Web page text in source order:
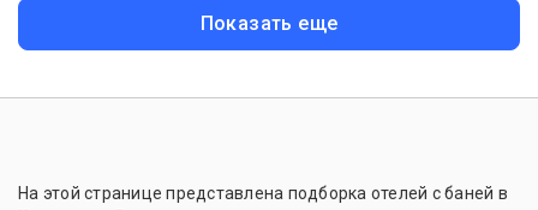
Показать еще
На этой странице представлена подборка отелей с баней в